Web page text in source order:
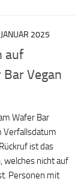
2025
auf
Vegan
Wafer Bar
Verfallsdatum
ist das
welches nicht auf
Personen mit